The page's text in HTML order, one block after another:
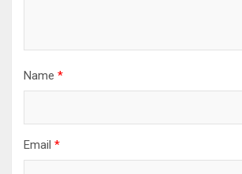
Name *
Email *